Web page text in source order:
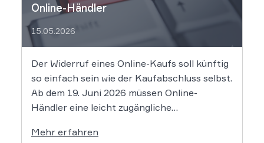
Online-Händler
15.05.2026
Der Widerruf eines Online-Kaufs soll künftig
so einfach sein wie der Kaufabschluss selbst.
Ab dem 19. Juni 2026 müssen Online-
Händler eine leicht zugängliche
sogenannten Widerrufsbutton. Wir erklären,
Mehr erfahren